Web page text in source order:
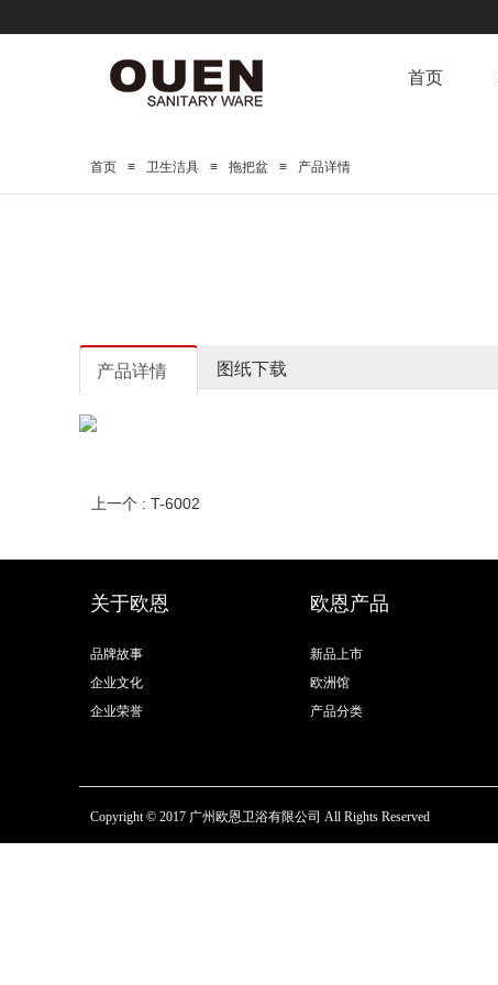
首页
首页 ≡ 卫生洁具 ≡ 拖把盆 ≡ 产品详情
产品详情 图纸下载
上一个 : T-6002
关于欧恩
品牌故事
企业文化
企业荣誉
欧恩产品
新品上市
欧洲馆
产品分类
Copyright © 2017 广州欧恩卫浴有限公司 All Rights Reserved